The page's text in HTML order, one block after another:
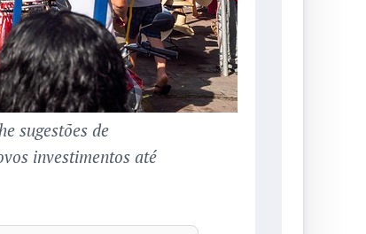
sugestões de
investimentos até